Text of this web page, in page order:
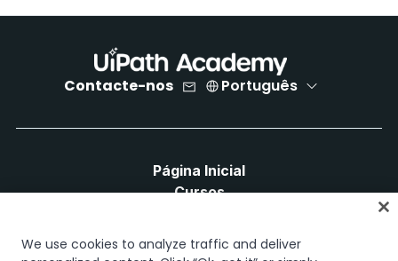
Contacte-nos Português
Página Inicial
Cursos
Caminhos de Carreira
Certificações
We use cookies to analyze traffic and deliver